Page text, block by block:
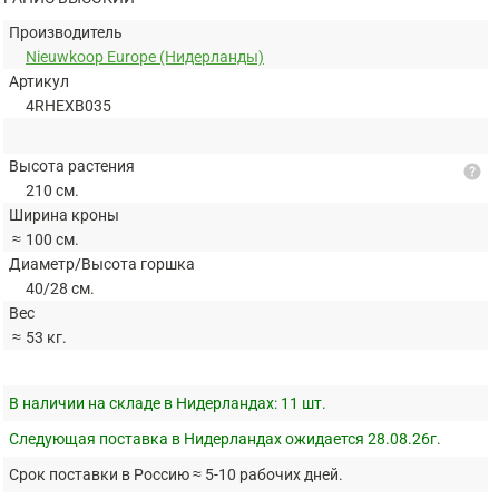
Производитель
Nieuwkoop Europe (Нидерланды)
Артикул
4RHEXB035
Высота растения
210 см.
Ширина кроны
≈ 100 см.
Диаметр/Высота горшка
40/28 см.
Вес
≈ 53 кг.
help
В наличии на складе в Нидерландах: 11 шт.
Следующая поставка в Нидерландах ожидается 28.08.26г.
Срок поставки в Россию ≈ 5-10 рабочих дней.